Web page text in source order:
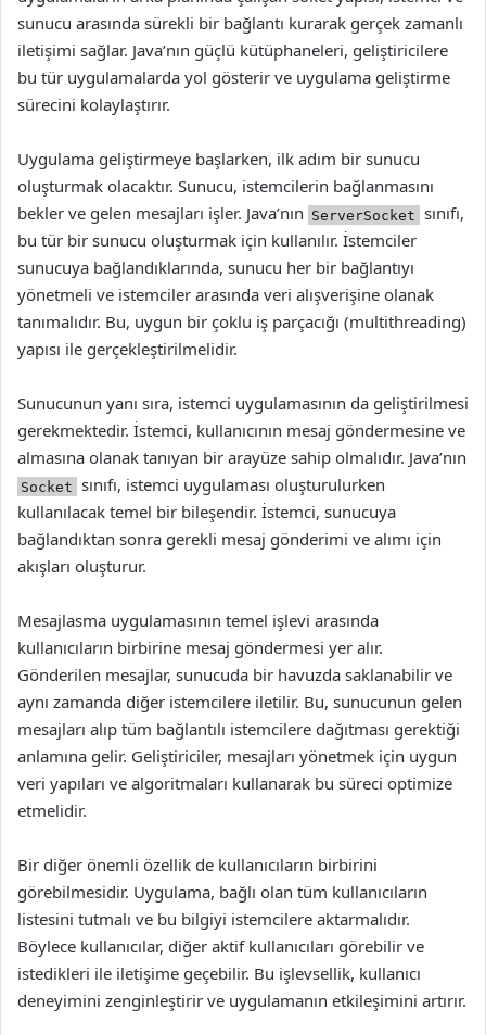
sunucu arasında sürekli bir bağlantı kurarak gerçek zamanlı
iletişimi sağlar. Java’nın güçlü kütüphaneleri, geliştiricilere
bu tür uygulamalarda yol gösterir ve uygulama geliştirme
sürecini kolaylaştırır.
Uygulama geliştirmeye başlarken, ilk adım bir sunucu
oluşturmak olacaktır. Sunucu, istemcilerin bağlanmasını
bekler ve gelen mesajları işler. Java’nın ServerSocket sınıfı,
bu tür bir sunucu oluşturmak için kullanılır. İstemciler
sunucuya bağlandıklarında, sunucu her bir bağlantıyı
yönetmeli ve istemciler arasında veri alışverişine olanak
tanımalıdır. Bu, uygun bir çoklu iş parçacığı (multithreading)
yapısı ile gerçekleştirilmelidir.
Sunucunun yanı sıra, istemci uygulamasının da geliştirilmesi
gerekmektedir. İstemci, kullanıcının mesaj göndermesine ve
almasına olanak tanıyan bir arayüze sahip olmalıdır. Java’nın
Socket sınıfı, istemci uygulaması oluşturulurken
kullanılacak temel bir bileşendir. İstemci, sunucuya
bağlandıktan sonra gerekli mesaj gönderimi ve alımı için
akışları oluşturur.
Mesajlasma uygulamasının temel işlevi arasında
kullanıcıların birbirine mesaj göndermesi yer alır.
Gönderilen mesajlar, sunucuda bir havuzda saklanabilir ve
aynı zamanda diğer istemcilere iletilir. Bu, sunucunun gelen
mesajları alıp tüm bağlantılı istemcilere dağıtması gerektiği
anlamına gelir. Geliştiriciler, mesajları yönetmek için uygun
veri yapıları ve algoritmaları kullanarak bu süreci optimize
etmelidir.
Bir diğer önemli özellik de kullanıcıların birbirini
görebilmesidir. Uygulama, bağlı olan tüm kullanıcıların
listesini tutmalı ve bu bilgiyi istemcilere aktarmalıdır.
Böylece kullanıcılar, diğer aktif kullanıcıları görebilir ve
istedikleri ile iletişime geçebilir. Bu işlevsellik, kullanıcı
deneyimini zenginleştirir ve uygulamanın etkileşimini artırır.